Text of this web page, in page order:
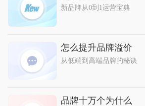
新品牌从0到1运营宝典
怎么提升品牌溢价
从低端到高端品牌的秘诀
品牌十万个为什么